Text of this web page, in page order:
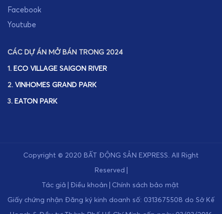
Facebook
Youtube
CÁC DỰ ÁN MỞ BÁN TRONG 2024
1. ECO VILLAGE SAIGON RIVER
2. VINHOMES GRAND PARK
3. EATON PARK
Copyright © 2020 BẤT ĐỘNG SẢN EXPRESS. All Right
Reserved
Tác giả Điều khoản Chính sách bảo mật
Giấy chứng nhận Đăng ký kinh doanh số: 0313675508 do Sở Kế